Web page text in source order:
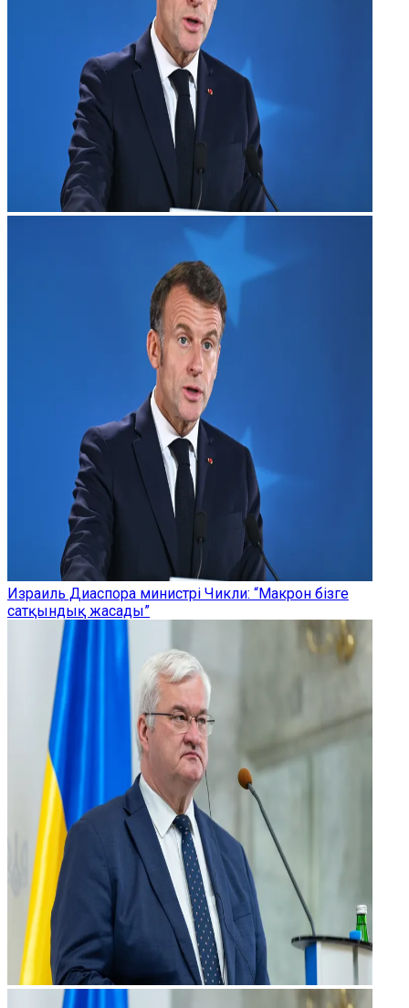
Израиль Диаспора министрі Чикли: “Макрон бізге
сатқындық жасады”